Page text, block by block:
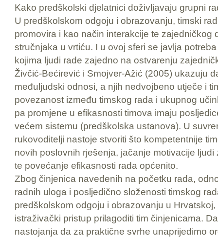
Kako predškolski djelatnici doživljavaju grupni
U predškolskom odgoju i obrazovanju, timski
promovira i kao način interakcije te zajedničkog
stručnjaka u vrtiću. I u ovoj sferi se javlja
kojima ljudi rade zajedno na ostvarenju
Živčić-Bećirević i Smojver-Ažić (2005) ukazuju
međuljudski odnosi, a njih nedvojbeno utječe i
povezanost između timskog rada i ukupnog
pa promjene u efikasnosti timova imaju
većem sistemu (predškolska ustanova). U
rukovoditelji nastoje stvoriti što kompetentnije
novih poslovnih rješenja, jačanje motivacije
te povećanje efikasnosti rada općenito.
Zbog činjenica navedenih na početku rada,
radnih uloga i posljedično složenosti timskog
predškolskom odgoju i obrazovanju u
istraživački pristup prilagoditi tim činjenicama.
nastojanja da za praktične svrhe unaprijedimo